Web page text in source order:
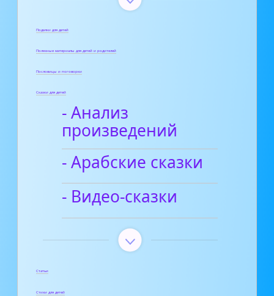
Поделки для детей
Полезные материалы для детей и родителей
Пословицы и поговорки
Сказки для детей
- Анализ
произведений
- Арабские сказки
- Видео-сказки
Статьи
Стихи для детей